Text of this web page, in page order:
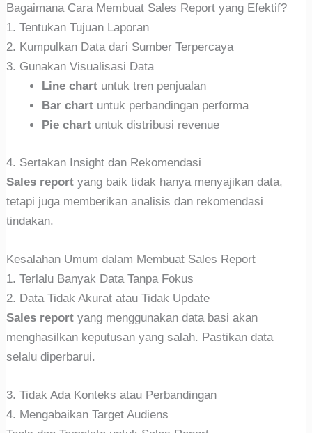
Bagaimana Cara Membuat Sales Report yang Efektif?
1. Tentukan Tujuan Laporan
2. Kumpulkan Data dari Sumber Terpercaya
3. Gunakan Visualisasi Data
Line chart untuk tren penjualan
Bar chart untuk perbandingan performa
Pie chart untuk distribusi revenue
4. Sertakan Insight dan Rekomendasi
Sales report yang baik tidak hanya menyajikan data,
tetapi juga memberikan analisis dan rekomendasi
tindakan.
Kesalahan Umum dalam Membuat Sales Report
1. Terlalu Banyak Data Tanpa Fokus
2. Data Tidak Akurat atau Tidak Update
Sales report yang menggunakan data basi akan
menghasilkan keputusan yang salah. Pastikan data
selalu diperbarui.
3. Tidak Ada Konteks atau Perbandingan
4. Mengabaikan Target Audiens